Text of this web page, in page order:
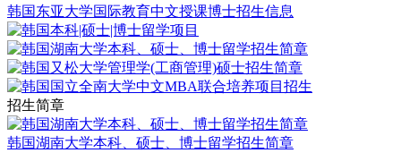
韩国东亚大学国际教育中文授课博士招生信息
招生简章
韩国湖南大学本科、硕士、博士留学招生简章